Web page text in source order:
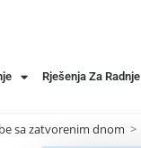
Rješenja Za Radnje
sa zatvorenim dnom >